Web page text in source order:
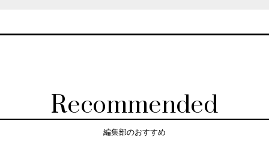
Recommended
編集部のおすすめ